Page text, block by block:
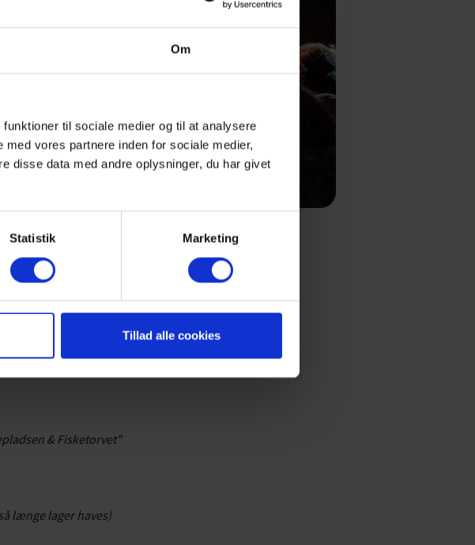
Om
til sociale medier og til at analysere
vores partnere inden for sociale medier,
disse data med andre oplysninger, du har givet
Statistik Marketing
Tillad alle cookies
& Fisketorvet"
længe lager haves)